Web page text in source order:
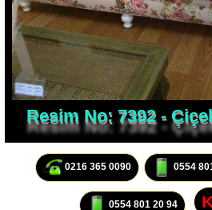
Resim No: 7392 -
0216 365 0090 0554
0554 801 20 94